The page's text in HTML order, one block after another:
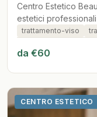
Centro Estetico
estetici
trattamento-viso
da €60
CENTRO ESTETICO